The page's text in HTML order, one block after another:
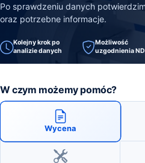
Po sprawdzeniu danych
oraz potrzebne informacje.
Kolejny krok po
analizie danych
Możliwość
uzgodnienia
W czym możemy pomóc?
Wycena